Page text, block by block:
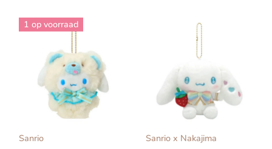
1 op voorraad
Sanrio Sanrio x Nakajima